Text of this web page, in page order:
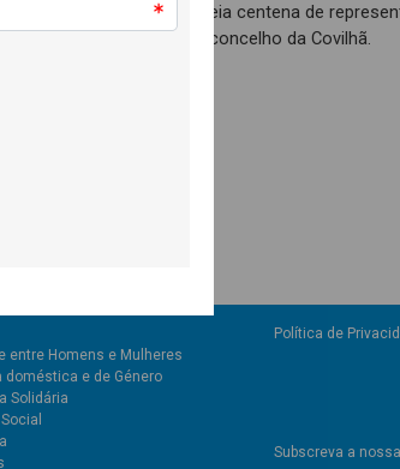
por cerca de meia centena de
entidades do concelho da Covilhã.
entre Homens e Mulheres
doméstica e de Género
Solidária
Política de
Subscreva a